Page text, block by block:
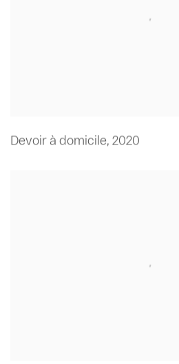
Devoir à domicile, 2020